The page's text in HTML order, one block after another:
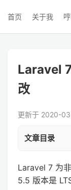
首页 关于我
Laravel
改
更新于 2020-
文章目录
Laravel 7 为
5.5 版本是